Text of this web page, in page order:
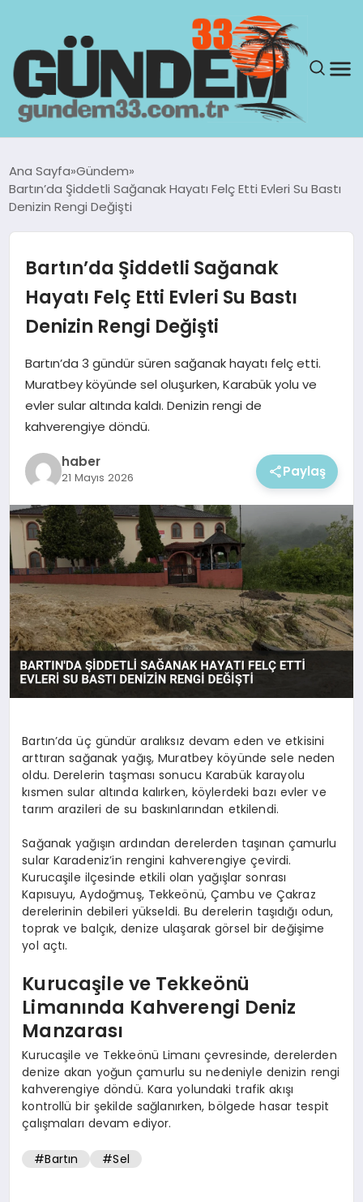
GÜNDEM
TEKNOLOJI
EKONOMI
MAGAZIN
Ana Sayfa Gündem
Bartın’da Şiddetli Sağanak Hayatı Felç Etti Evleri Su Bastı
Denizin Rengi Değişti
Bartın’da Şiddetli Sağanak
Hayatı Felç Etti Evleri Su Bastı
Denizin Rengi Değişti
Bartın’da 3 gündür süren sağanak hayatı felç etti.
Muratbey köyünde sel oluşurken, Karabük yolu ve
evler sular altında kaldı. Denizin rengi de
kahverengiye döndü.
haber
21 Mayıs 2026 Paylaş
Bartın’da üç gündür aralıksız devam eden ve etkisini
arttıran sağanak yağış, Muratbey köyünde sele neden
oldu. Derelerin taşması sonucu Karabük karayolu
kısmen sular altında kalırken, köylerdeki bazı evler ve
tarım arazileri de su baskınlarından etkilendi.
Sağanak yağışın ardından derelerden taşınan çamurlu
sular Karadeniz’in rengini kahverengiye çevirdi.
Kurucaşile ilçesinde etkili olan yağışlar sonrası
Kapısuyu, Aydoğmuş, Tekkeönü, Çambu ve Çakraz
derelerinin debileri yükseldi. Bu derelerin taşıdığı odun,
toprak ve balçık, denize ulaşarak görsel bir değişime
yol açtı.
Kurucaşile ve Tekkeönü
Limanında Kahverengi Deniz
Manzarası
Kurucaşile ve Tekkeönü Limanı çevresinde, derelerden
denize akan yoğun çamurlu su nedeniyle denizin rengi
kahverengiye döndü. Kara yolundaki trafik akışı
kontrollü bir şekilde sağlanırken, bölgede hasar tespit
çalışmaları devam ediyor.
#Bartın #Sel